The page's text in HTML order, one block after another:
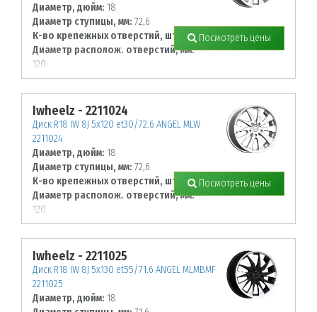
Диаметр, дюйм: 18
Диаметр ступицы, мм: 72,6
К-во крепежных отверстий, шт:
Диаметр располож. отверстий, мм:
120
Посмотреть цены
Iwheelz - 2211024
Диск R18 IW 8J 5х120 et30/72.6 ANGEL MLW
2211024
Диаметр, дюйм: 18
Диаметр ступицы, мм: 72,6
К-во крепежных отверстий, шт:
Диаметр располож. отверстий, мм:
120
Посмотреть цены
Iwheelz - 2211025
Диск R18 IW 8J 5х130 et55/71.6 ANGEL MLMBMF
2211025
Диаметр, дюйм: 18